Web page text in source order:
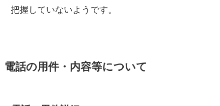
把握していないようです。
電話の用件・内容等について